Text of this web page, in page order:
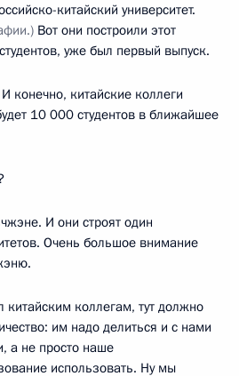
китайский университет.
Вот они построили этот
уже был первый выпуск.
конечно, китайские коллеги
10 000 студентов в ближайшее
И они строят один
Очень большое внимание
коллегам, тут должно
им надо делиться и с нами
а не просто наше
использовать. Ну мы